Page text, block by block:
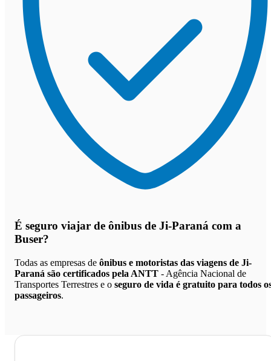
É seguro viajar de ônibus de Ji-Paraná com a
Buser?
Todas as empresas de ônibus e motoristas das viagens de Ji-
Paraná são certificados pela ANTT - Agência Nacional de
Transportes Terrestres e o seguro de vida é gratuito para todos
passageiros.